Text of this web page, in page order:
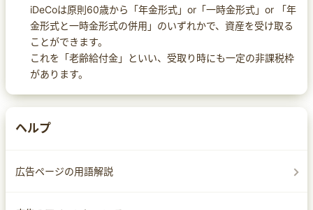
iDeCoは原則60歳から「年金形式」or「一時金形式」or 「年
金形式と一時金形式の併用」のいずれかで、資産を受け取る
ことができます。
これを「老齢給付金」といい、受取り時にも一定の非課税枠
があります。
ヘルプ
広告ページの用語解説